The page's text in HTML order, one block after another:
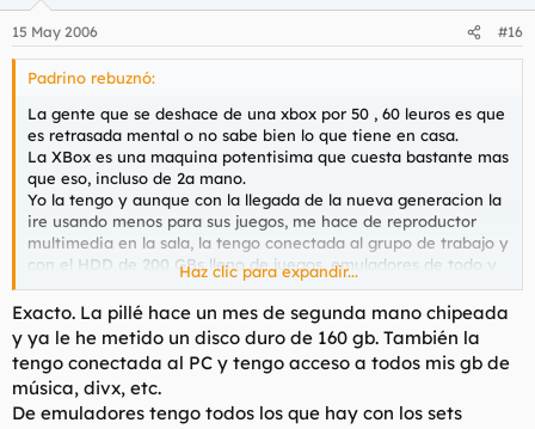
15 May 2006 #16
Padrino rebuznó:
La gente que se deshace de una xbox por 50 , 60 leuros es que
es retrasada mental o no sabe bien lo que tiene en casa.
La XBox es una maquina potentisima que cuesta bastante mas
que eso, incluso de 2a mano.
Yo la tengo y aunque con la llegada de la nueva generacion la
ire usando menos para sus juegos, me hace de reproductor
multimedia en la sala, la tengo conectada al grupo de trabajo y
con el HDD de 200 GBs lleno de juegos, emuladores de todo y
programillas no me desharia de ella ni de coña.
Saludos cordiales.
Haz clic para expandir...
Exacto. La pillé hace un mes de segunda mano chipeada
y ya le he metido un disco duro de 160 gb. También la
tengo conectada al PC y tengo acceso a todos mis gb de
música, divx, etc.
De emuladores tengo todos los que hay con los sets